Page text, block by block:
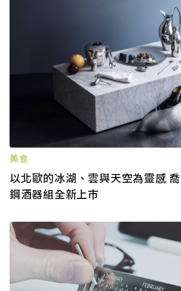
美食
以北歐的冰湖、雲與天空為靈感
鋼酒器組全新上市